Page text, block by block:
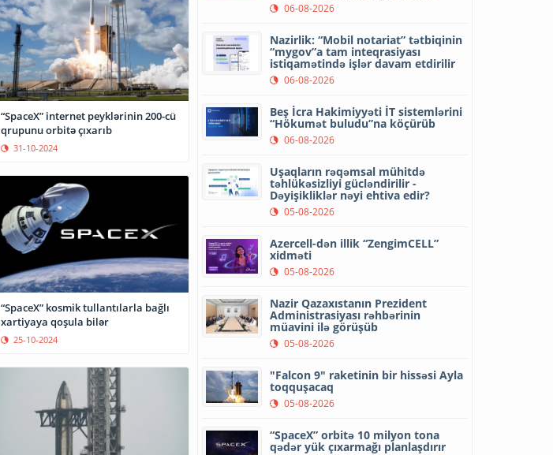
“SpaceX” internet peyklərinin 200-cü
qrupunu orbitə çıxarıb
31-10-2024
“SpaceX” kosmik tullantılarla bağlı
xartiyaya qoşula bilər
25-10-2024
06-08-2026
Nazirlik: “Mobil notariat” tətbiqinin
“mygov”a tam inteqrasiyası
istiqamətində işlər davam etdirilir
06-08-2026
Beş İcra Hakimiyyəti İT sistemlərini
“Hökumət buludu”na köçürüb
06-08-2026
Uşaqların rəqəmsal mühitdə
təhlükəsizliyi gücləndirilir -
Dəyişikliklər nəyi ehtiva edir?
05-08-2026
Azercell-dən illik “ZengimCELL”
xidməti
05-08-2026
Nazir Qazaxıstanın Prezident
Administrasiyası rəhbərinin
müavini ilə görüşüb
05-08-2026
"Falcon 9" raketinin bir hissəsi Ayla
toqquşacaq
05-08-2026
“SpaceX” orbitə 10 milyon tona
qədər yük çıxarmağı planlaşdırır